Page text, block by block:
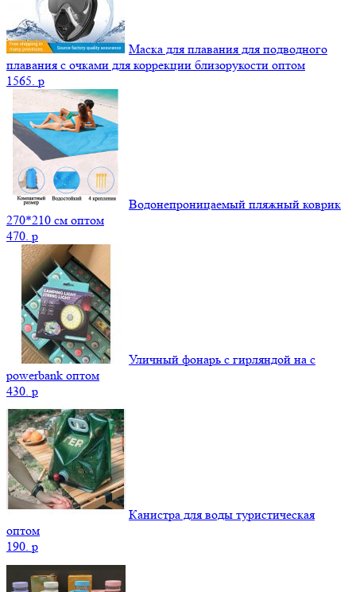
Маска для плавания для подводного
плавания с очками для коррекции близорукости оптом
1565. p
Водонепроницаемый пляжный коврик
270*210 см оптом
470. p
Уличный фонарь с гирляндой на с
powerbank оптом
430. p
Канистра для воды туристическая
оптом
190. p